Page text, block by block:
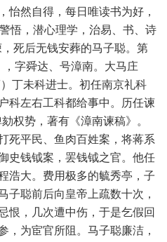
怡然自得，每日唯读书为好，
悟，潜心理学，治易、书、诗
死后无钱安葬的马子聪。第
字舜达、号漳南。大马庄
丁未科进士。初任南京礼科
科左右工科都给事中。历任谏
权势，著有《漳南谏稿》。
死平民、鱼肉百姓案，将蒋系
史钱钺案，罢钱钺之官。他任
浩大。费用极多的毓秀亭，子
子聪前后向皇帝上疏数十次，
恨，几次遭中伤，于是乞假回
，为宦官所阻。马子聪廉洁，